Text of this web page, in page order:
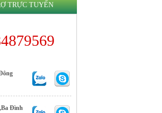
TRỰC TUYẾN
Đình